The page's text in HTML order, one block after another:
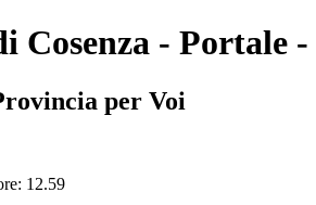
Cosenza - Portale
per Voi
12.59